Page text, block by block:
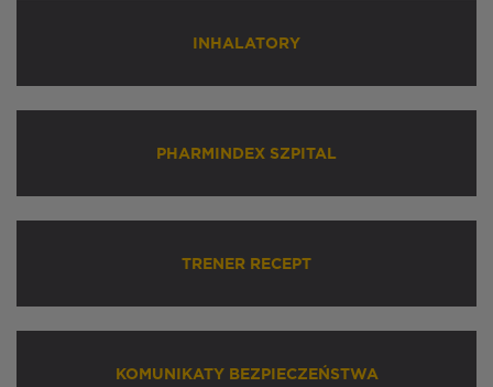
INHALATORY
PHARMINDEX SZPITAL
TRENER RECEPT
KOMUNIKATY BEZPIECZEŃSTWA